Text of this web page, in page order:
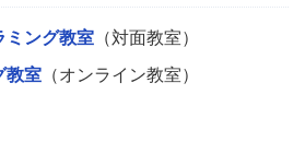
ミング教室 （対面教室）
教室 （オンライン教室）